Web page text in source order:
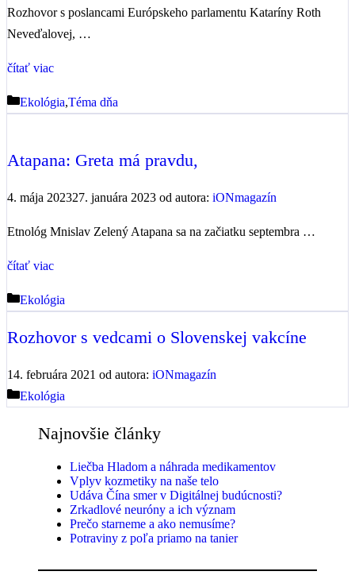
Rozhovor s poslancami Európskeho parlamentu Kataríny Roth
Neveďalovej, …
čítať viac
Kategórie
Ekológia,Téma dňa
Atapana: Greta má pravdu,
4. mája 202327. januára 2023 od autora: iONmagazín
Etnológ Mnislav Zelený Atapana sa na začiatku septembra …
čítať viac
Kategórie
Ekológia
Rozhovor s vedcami o Slovenskej vakcíne
14. februára 2021 od autora: iONmagazín
Kategórie
Ekológia
Najnovšie články
Liečba Hladom a náhrada medikamentov
Vplyv kozmetiky na naše telo
Udáva Čína smer v Digitálnej budúcnosti?
Zrkadlové neuróny a ich význam
Prečo starneme a ako nemusíme?
Potraviny z poľa priamo na tanier